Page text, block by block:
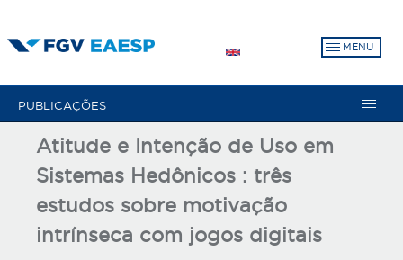
para
MENU
PUBLICAÇÕES
Atitude e Intenção de Uso em
Sistemas Hedônicos : três
estudos sobre motivação
intrínseca com jogos digitais